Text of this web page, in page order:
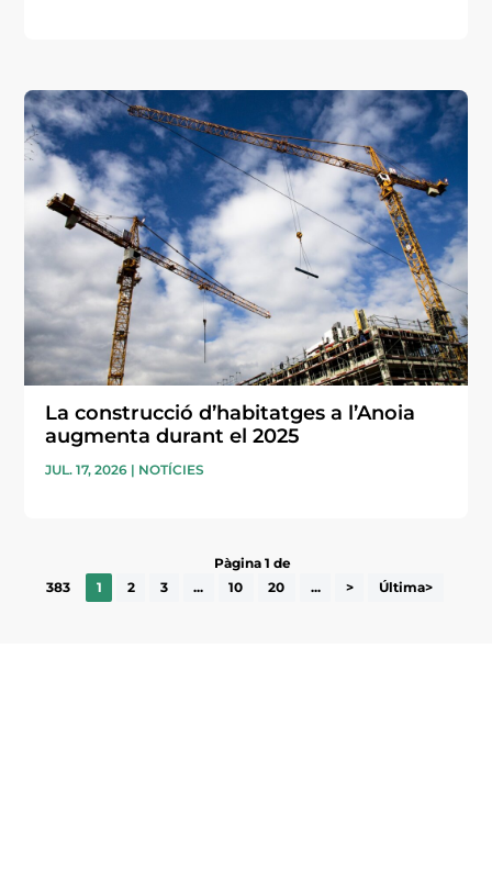
La construcció d’habitatges a l’Anoia
augmenta durant el 2025
JUL. 17, 2026 | NOTÍCIES
Pàgina 1 de
383
1 2 3 ... 10 20 ... > Última>